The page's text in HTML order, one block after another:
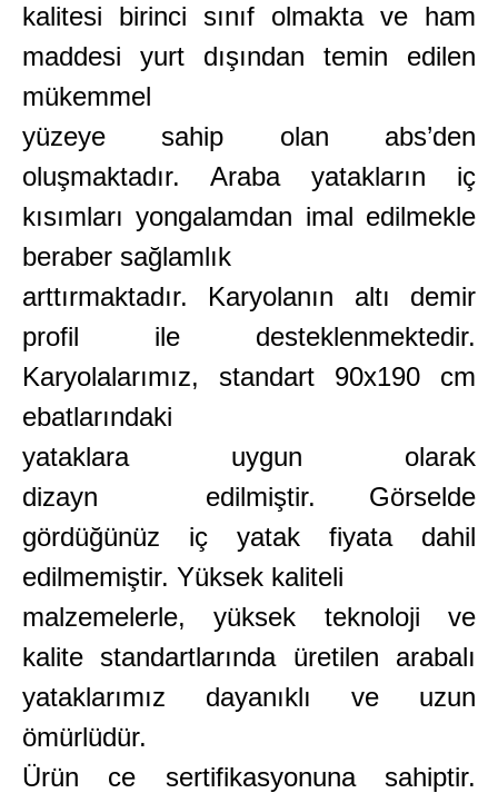
kalitesi birinci sınıf olmakta ve ham
maddesi yurt dışından temin edilen
mükemmel
yüzeye sahip olan abs’den
oluşmaktadır. Araba yatakların iç
kısımları yongalamdan imal edilmekle
beraber sağlamlık
arttırmaktadır. Karyolanın altı demir
profil ile desteklenmektedir.
Karyolalarımız, standart 90x190 cm
ebatlarındaki
yataklara uygun olarak
dizayn edilmiştir. Görselde
gördüğünüz iç yatak fiyata dahil
edilmemiştir. Yüksek kaliteli
malzemelerle, yüksek teknoloji ve
kalite standartlarında üretilen arabalı
yataklarımız dayanıklı ve uzun
ömürlüdür.
Ürün ce sertifikasyonuna sahiptir.